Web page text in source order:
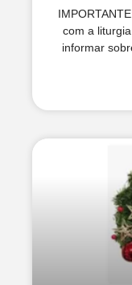
com a
informar